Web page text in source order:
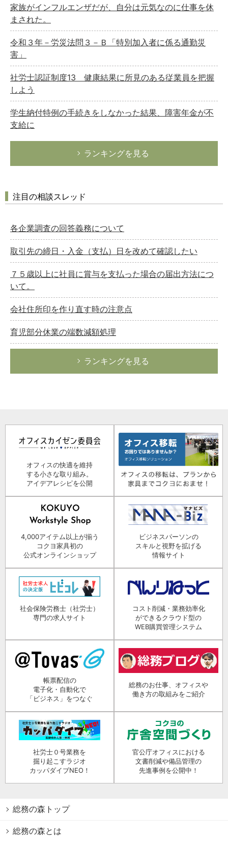
家族がインフルエンザだが、自分は元気なのに仕事を休
まされた。
令和３年－労災法問３－Ｂ「特別加入者に係る通勤災
害」
社労士認証制度13 健康結果に所見のある従業員を把握
しよう
学生納付特例の手続きをしなかった結果、障害年金が不
支給に
ランキングを見る
注目の相談スレッド
各企業調査の回答義務について
取引先の締日・入金（支払）日を改めて確認したい
７５歳以上に社員に賞与を支払った場合の届出方法につ
いて。
会社住所印を作り直す時の注意点
育児部分休業の端数減額処理
ランキングを見る
オフィスの快適を維持
する小さな取り組み。
アイデアレシピを公開
4,000アイテム以上が揃う
コクヨ家具初の
公式オンラインショップ
ビジネスパーソンの
スキルと視野を拡げる
情報サイト
社会保険労務士（社労士）
専門の求人サイト
コスト削減・業務効率化
ができるクラウド型の
WEB購買管理システム
帳票配信の
電子化・自動化で
「ビジネス」をつなぐ
総務のお仕事、オフィスや
働き方の取組みをご紹介
社労士０号業務を
掘り起こすラジオ
カッパダイブNEO！
官公庁オフィスにおける
文書削減や備品管理の
先進事例を公開中！
総務の森トップ
総務の森とは